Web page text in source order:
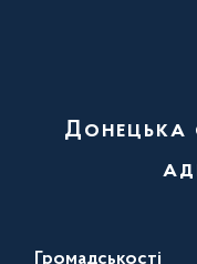
Донецька
Громадськості